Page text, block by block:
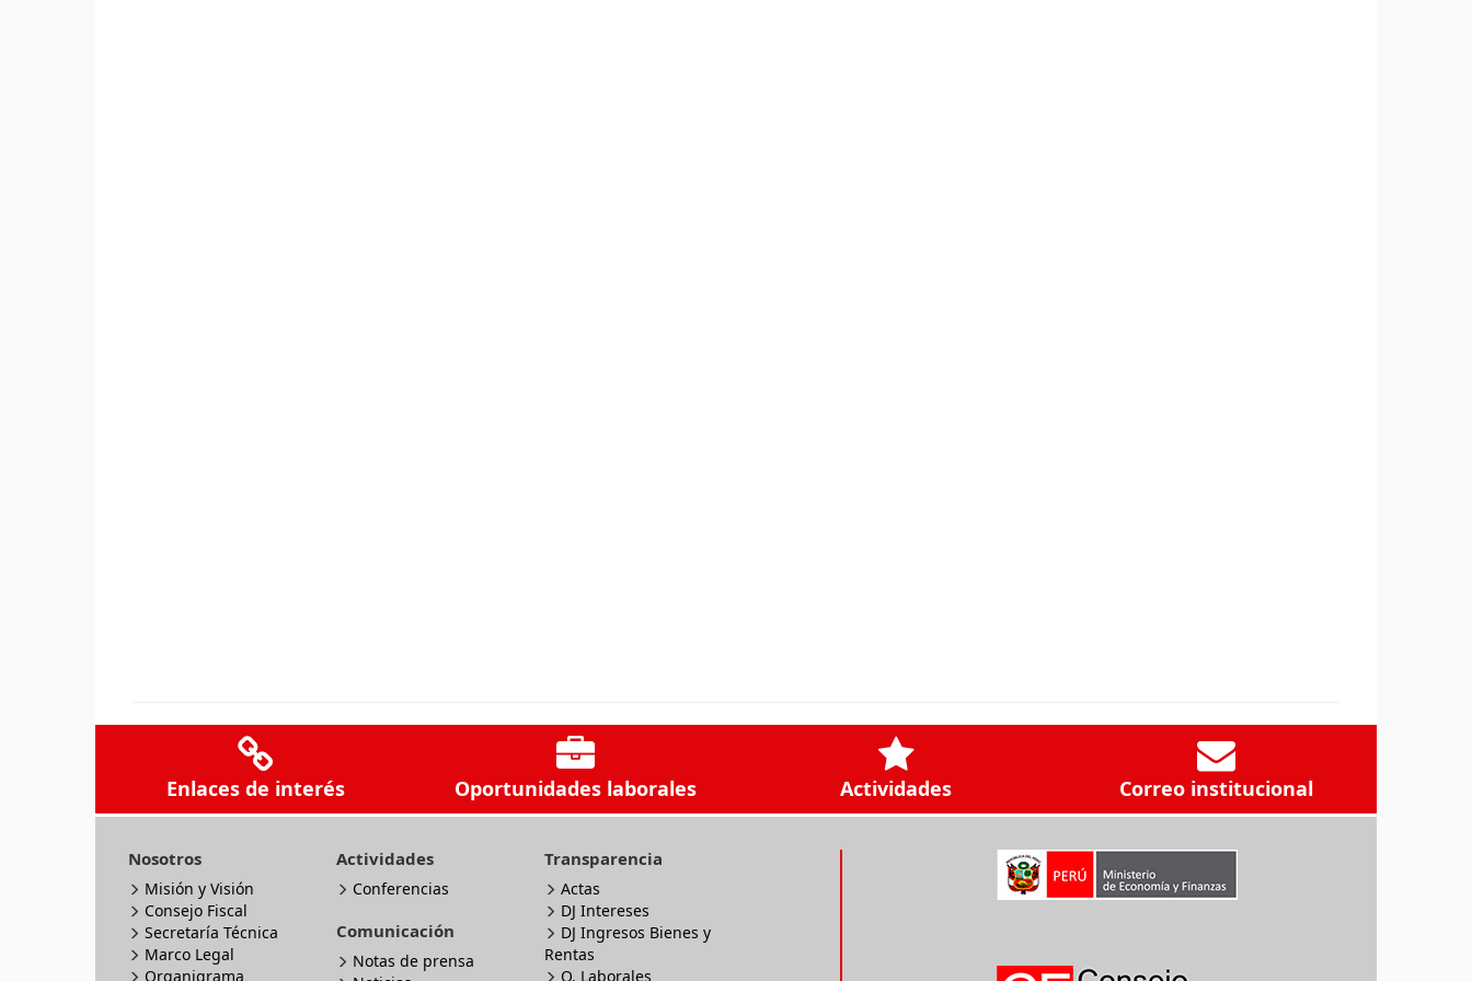
Enlaces de interés Oportunidades laborales Actividades Correo institucional
Nosotros
Misión y Visión
Consejo Fiscal
Secretaría Técnica
Marco Legal
Organigrama
Actividades
Conferencias
Comunicación
Notas de prensa
Transparencia
Actas
DJ Intereses
DJ Ingresos Bienes y
Rentas
O. Laborales